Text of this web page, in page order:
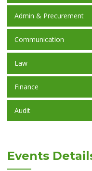
Admin & Precurement
Communication
Law
Finance
Audit
Events